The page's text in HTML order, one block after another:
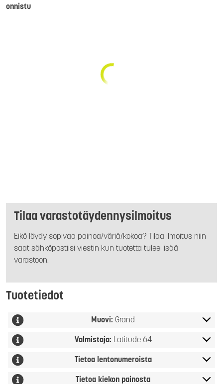
onnistu
Tilaa varastotäydennysilmoitus
Eikö löydy sopivaa painoa/väriä/kokoa? Tilaa ilmoitus niin
saat sähköpostiisi viestin kun tuotetta tulee lisää
varastoon.
Tuotetiedot
Muovi: Grand
Valmistaja: Latitude 64
Tietoa lentonumeroista
Tietoa kiekon painosta